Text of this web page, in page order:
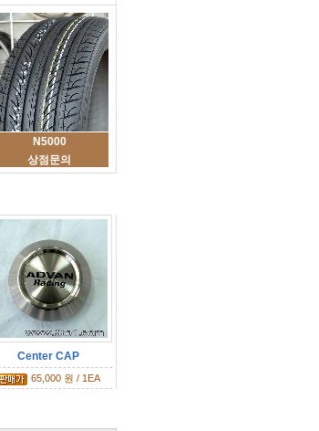
N5000
상점문의
Center CAP
65,000 원 / 1EA